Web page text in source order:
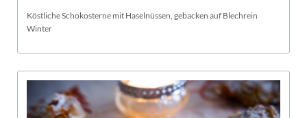
Köstliche Schokosterne mit Haselnüssen, gebacken auf Blechrein
Winter